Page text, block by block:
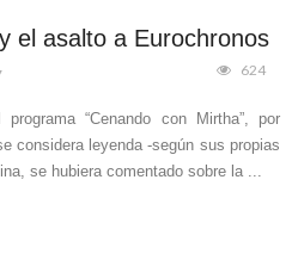
el asalto a Eurochronos
624
“Cenando con Mirtha”, por
considera leyenda -según sus propias
se hubiera comentado sobre la ...